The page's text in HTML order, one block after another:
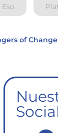
of Change